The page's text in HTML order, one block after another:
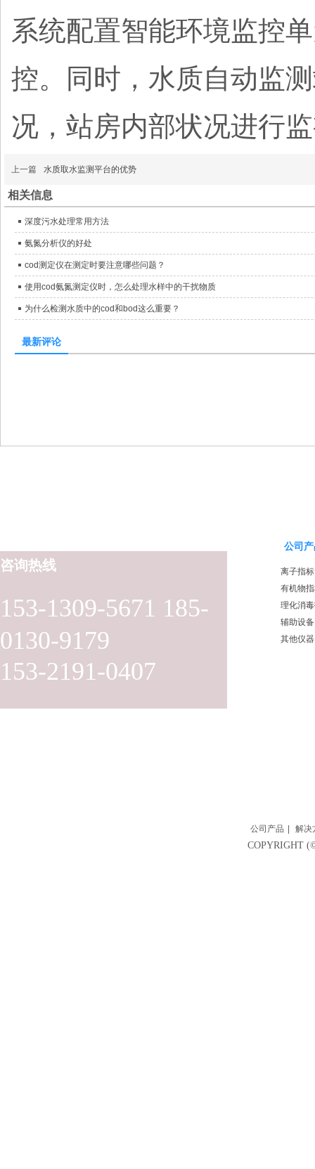
系统配置智能环境监控
控。同时，水质自动监
况，站房内部状况进行
上一篇 水质取水监测平台的优势
相关信息
深度污水处理常用方法
氨氮分析仪的好处
cod测定仪在测定时要注意哪些问题？
使用cod氨氮测定仪时，怎么处理水样中的干扰物质
为什么检测水质中的cod和bod这么重要？
最新评论
153-1309-5671 185-
0130-9179
153-2191-0407
咨询热线
公司
离子指标
有机物
理化消
辅助设备
其他仪器
公司产品 解决
COPYRIGHT